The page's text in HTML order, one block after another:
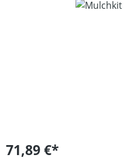
Bildergalerie überspringen
71,89 €*